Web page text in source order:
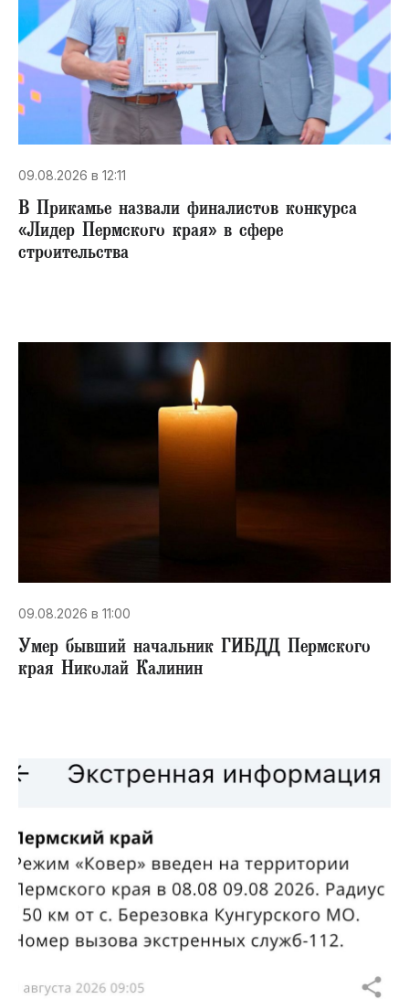
09.08.2026 в 12:11
В Прикамье назвали финалистов конкурса
«Лидер Пермского края» в сфере
строительства
09.08.2026 в 11:00
Умер бывший начальник ГИБДД Пермского
края Николай Калинин